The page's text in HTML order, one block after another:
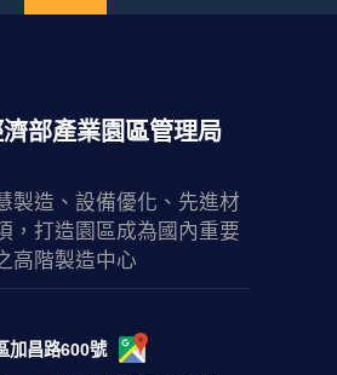
部產業園區管理局
製造、設備優化、先進材
，打造園區成為國內重要
高階製造中心
加昌路600號